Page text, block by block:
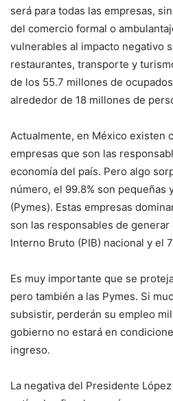
será para todas las empresas,
del comercio formal o
vulnerables al impacto negativo
restaurantes, transporte y
de los 55.7 millones de
alrededor de 18 millones de
Actualmente, en México existen
empresas que son las
economía del país. Pero algo
número, el 99.8% son pequeñas
(Pymes). Estas empresas
son las responsables de
Interno Bruto (PIB) nacional y el
Es muy importante que se
pero también a las Pymes. Si
subsistir, perderán su empleo
gobierno no estará en
ingreso.
La negativa del Presidente